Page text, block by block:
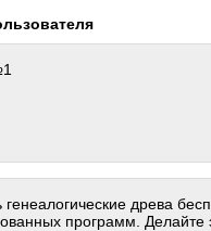
древа
программ. Делайте